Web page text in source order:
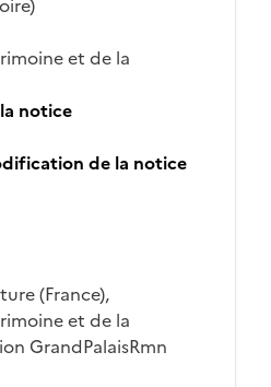
et de la
notice
de la notice
(France),
et de la
GrandPalaisRmn